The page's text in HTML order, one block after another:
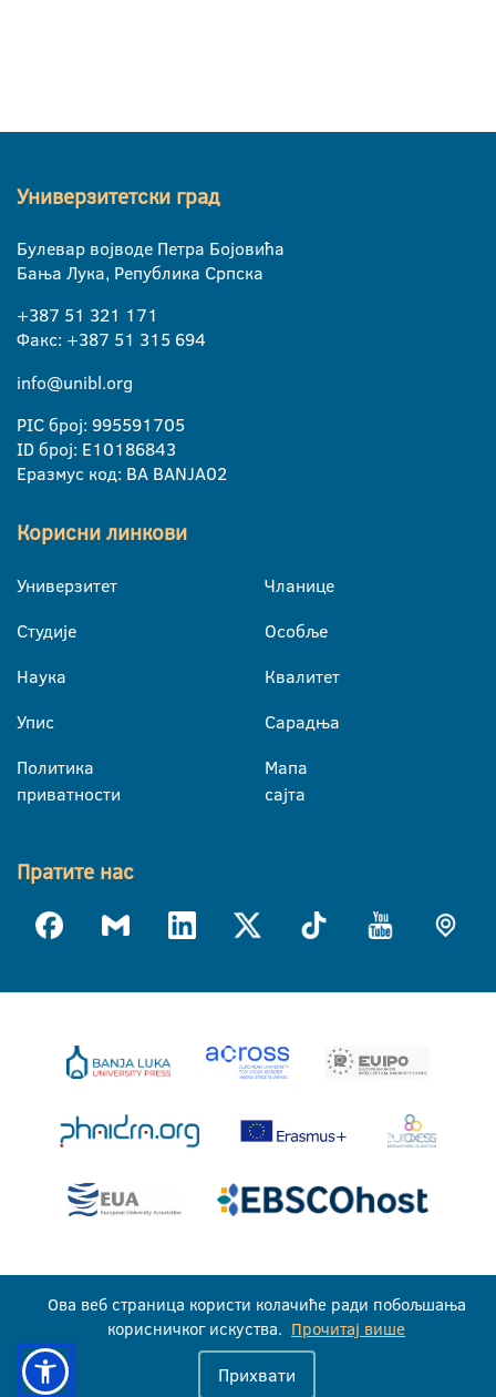
Универзитетски град
Булевар војводе Петра Бојовића
Бања Лука, Република Српска
+387 51 321 171
Факс: +387 51 315 694
info@unibl.org
PIC број: 995591705
ID број: E10186843
Еразмус код: BA BANJA02
Корисни линкови
Универзитет
Студије
Наука
Упис
Политика
приватности
Чланице
Особље
Квалитет
Сарадња
Мапа
сајта
Пратите нас
Универзитет у Бањој Луци © 2026
Сва права задржана
Ова веб страница користи колачиће ради побољшања
корисничког искуства. Прочитај више
Прихвати